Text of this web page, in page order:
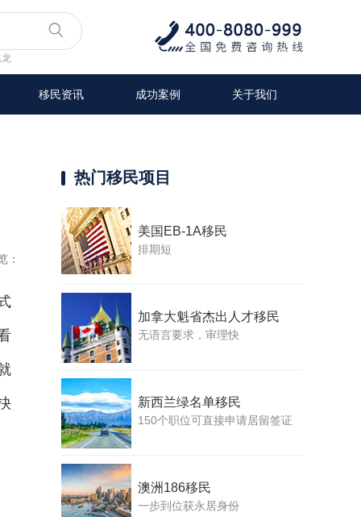
移民资讯 成功案例 关于我们
：
热门移民项目
美国EB-1A移民
排期短
加拿大魁省杰出人才移民
无语言要求，审理快
新西兰绿名单移民
150个职位可直接申请居留签证
澳洲186移民
一步到位获永居身份